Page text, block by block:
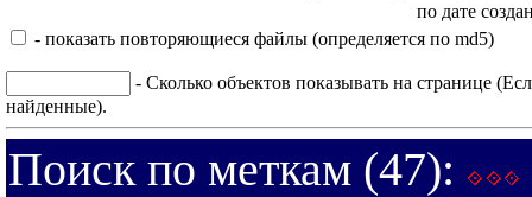
по дате
- показать повторяющиеся файлы (определяется по md5)
- Сколько объектов показывать на странице
найденные).
Поиск по меткам (47):